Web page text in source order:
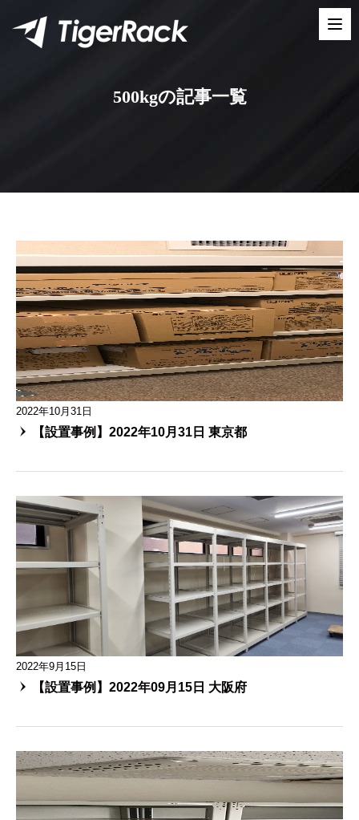
content
500kgの記事一覧
2022年10月31日
【設置事例】2022年10月31日 東京都
2022年9月15日
【設置事例】2022年09月15日 大阪府